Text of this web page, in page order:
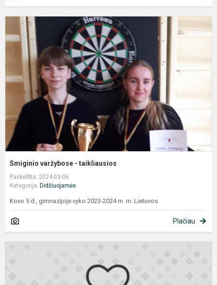
Smiginio varžybose - taikliausios
Paskelbta: 2024-03-06
Kategorija: Didžiuojamės
Kovo 5 d., gimnazijoje vyko 2023-2024 m. m. Lietuvos
Plačiau